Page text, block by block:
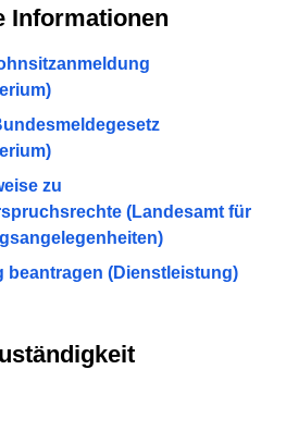
Informationen
zu
(Landesamt für
beantragen (Dienstleistung)